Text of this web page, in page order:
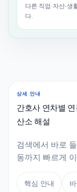
다른 직업·자산·생
다.
상세 안내
간호사 연차별
산소 해설
검색에서 바로
동까지 빠르게
핵심 안내